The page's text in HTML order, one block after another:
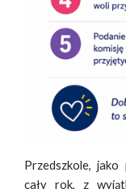
Przedszkole,
cały rok, z